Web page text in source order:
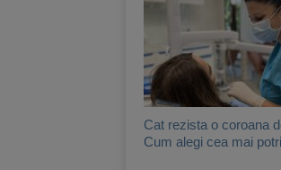
Cat rezista o coroana
Cum alegi cea mai